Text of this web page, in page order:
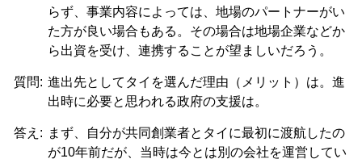
らず、事業内容によっては、地場のパートナーがい
た方が良い場合もある。その場合は地場企業などか
ら出資を受け、連携することが望ましいだろう。
質問: 進出先としてタイを選んだ理由（メリット）は。進
出時に必要と思われる政府の支援は。
答え: まず、自分が共同創業者とタイに最初に渡航したの
が10年前だが、当時は今とは別の会社を運営してい